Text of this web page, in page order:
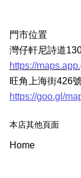
門市位置
灣仔軒尼詩道
https://
旺角上海街426
https://goo.gl/
本店其他頁面
Home